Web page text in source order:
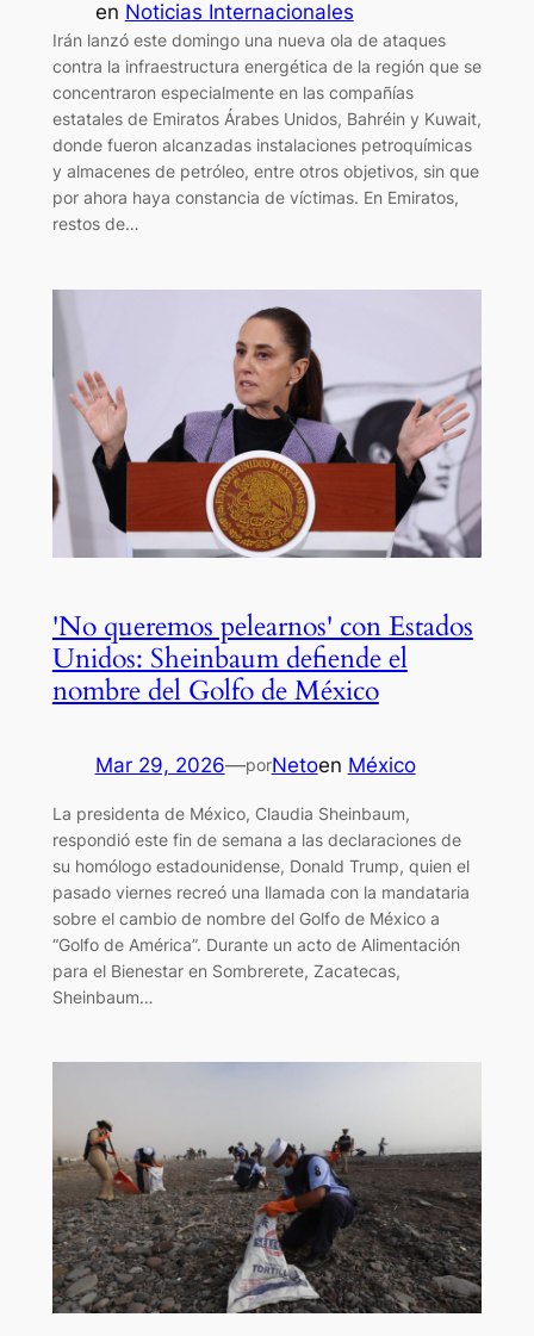
en Noticias Internacionales
Irán lanzó este domingo una nueva ola de ataques
contra la infraestructura energética de la región que se
concentraron especialmente en las compañías
estatales de Emiratos Árabes Unidos, Bahréin y Kuwait,
donde fueron alcanzadas instalaciones petroquímicas
y almacenes de petróleo, entre otros objetivos, sin que
por ahora haya constancia de víctimas. En Emiratos,
restos de…
'No queremos pelearnos' con Estados
Unidos: Sheinbaum defiende el
nombre del Golfo de México
Mar 29, 2026—porNetoen México
La presidenta de México, Claudia Sheinbaum,
respondió este fin de semana a las declaraciones de
su homólogo estadounidense, Donald Trump, quien el
pasado viernes recreó una llamada con la mandataria
sobre el cambio de nombre del Golfo de México a
“Golfo de América”. Durante un acto de Alimentación
para el Bienestar en Sombrerete, Zacatecas,
Sheinbaum…